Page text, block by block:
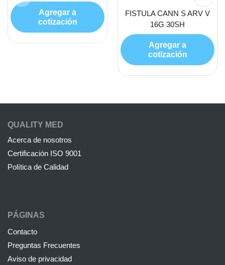
Agregar a
cotización
FISTULA CANN S ARV V
16G 30SH
Agregar a
cotización
QUALITY MED
Acerca de nosotros
Certificación ISO 9001
Política de Calidad
PÁGINAS
Contacto
Preguntas Frecuentes
Aviso de privacidad